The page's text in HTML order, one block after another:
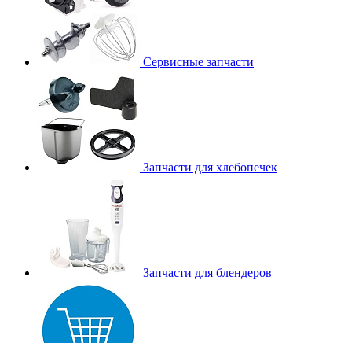
Сервисные запчасти
Запчасти для хлебопечек
Запчасти для блендеров